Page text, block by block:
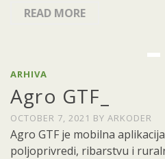
READ MORE
ARHIVA
Agro GTF_
OCTOBER 7, 2021 BY ARKODER
Agro GTF je mobilna
poljoprivredi, ribarstvu i